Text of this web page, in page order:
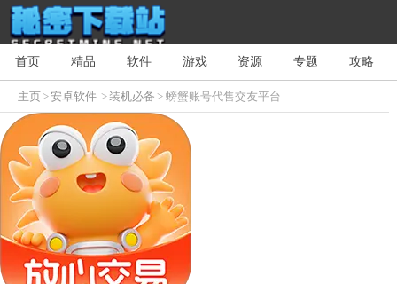
首页 精品 软件 游戏 资源 专题 攻略
主页>安卓软件 >装机必备 > 螃蟹账号代售交友平台